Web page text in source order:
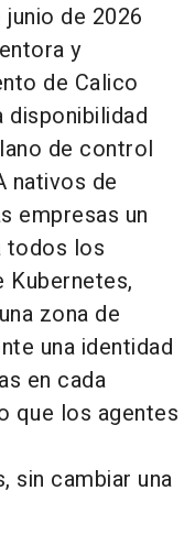
junio de 2026
y
de Calico
disponibilidad
de control
nativos de
empresas un
todos los
Kubernetes,
zona de
una identidad
en cada
que los agentes
sin cambiar una